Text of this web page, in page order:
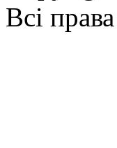
Всі